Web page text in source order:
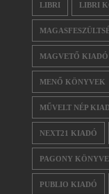
LIBRI LIBRI
MAGVETŐ KIADÓ
MENŐ KÖNYVEK
MŰVELT NÉP
NEXT21 KIADÓ
PAGONY
PUBLIO KIADÓ